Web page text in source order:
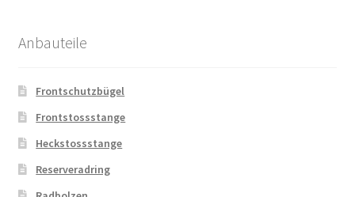
Anbauteile
Frontschutzbügel
Frontstossstange
Heckstossstange
Reserveradring